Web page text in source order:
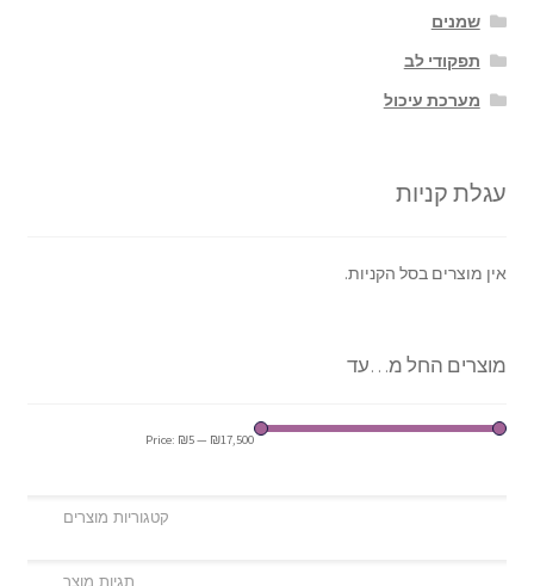
שמנים
תפקודי לב
מערכת עיכול
עגלת קניות
אין מוצרים בסל הקניות.
מוצרים החל מ…עד
Price: ₪5— ₪17,500